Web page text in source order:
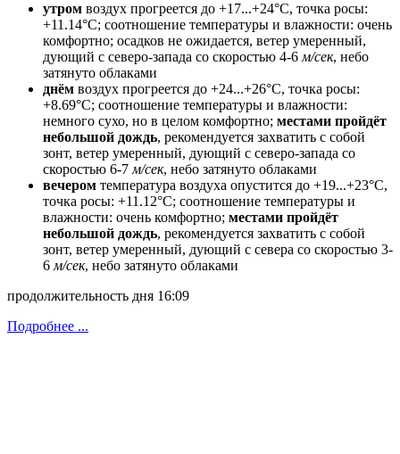
утром воздух прогреется до +17...+24°C, точка росы:
+11.14°C; соотношение температуры и влажности: очень
комфортно; осадков не ожидается, ветeр умеренный,
дующий с северо-запада со скоростью 4-6м/сек, небо
затянуто облаками
днём воздух прогреется до +24...+26°C, точка росы:
+8.69°C; соотношение температуры и влажности:
немного сухо, но в целом комфортно; местами пройдёт
небольшой дождь, рекомендуется захватить с собой
зонт, ветeр умеренный, дующий с северо-запада со
скоростью 6-7м/сек, небо затянуто облаками
вечером температура воздуха опустится до +19...+23°C,
точка росы: +11.12°C; соотношение температуры и
влажности: очень комфортно; местами пройдёт
небольшой дождь, рекомендуется захватить с собой
зонт, ветeр умеренный, дующий с севера со скоростью 3-
6м/сек, небо затянуто облаками
продолжительность дня 16:09
Подробнее ...